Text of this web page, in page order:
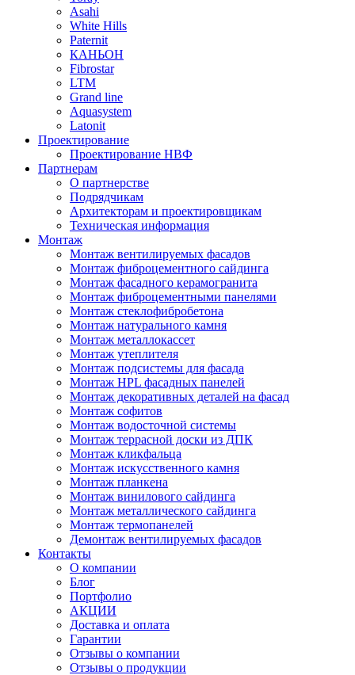
Asahi
White Hills
Paternit
КАНЬОН
Fibrostar
LTM
Grand line
Aquasystem
Latonit
Проектирование
Проектирование НВФ
Партнерам
О партнерстве
Подрядчикам
Архитекторам и проектировщикам
Техническая информация
Монтаж
Монтаж вентилируемых фасадов
Монтаж фиброцементного сайдинга
Монтаж фасадного керамогранита
Монтаж фиброцементными панелями
Монтаж стеклофибробетона
Монтаж натурального камня
Монтаж металлокассет
Монтаж утеплителя
Монтаж подсистемы для фасада
Монтаж HPL фасадных панелей
Монтаж декоративных деталей на фасад
Монтаж софитов
Монтаж водосточной системы
Монтаж террасной доски из ДПК
Монтаж кликфальца
Монтаж искусственного камня
Монтаж планкена
Монтаж винилового сайдинга
Монтаж металлического сайдинга
Монтаж термопанелей
Демонтаж вентилируемых фасадов
Контакты
О компании
Блог
Портфолио
АКЦИИ
Доставка и оплата
Гарантии
Отзывы о компании
Отзывы о продукции